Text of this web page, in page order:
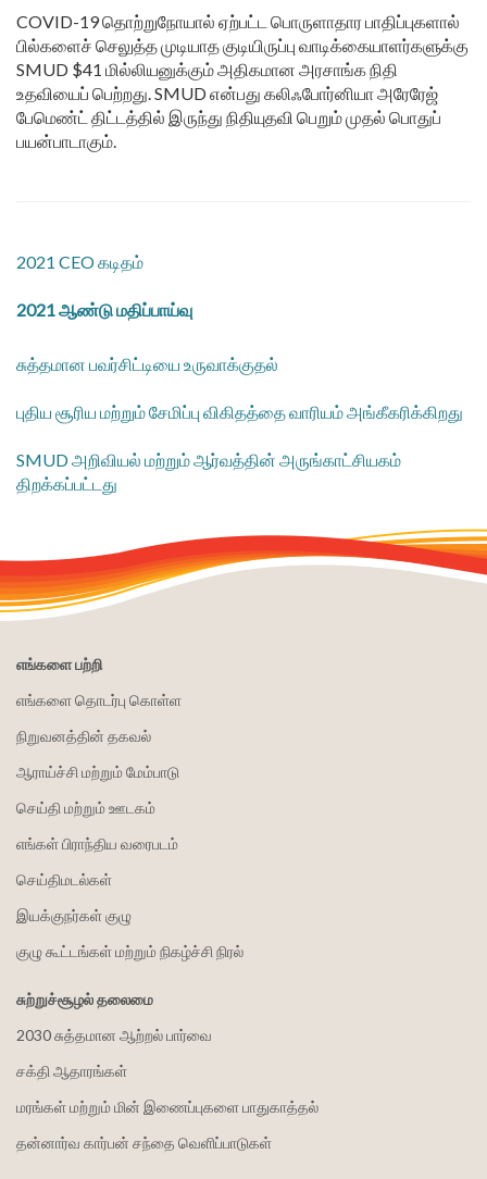
COVID-19 தொற்றுநோயால் ஏற்பட்ட பொருளாதார பாதிப்புகளால்
பில்களைச் செலுத்த முடியாத குடியிருப்பு வாடிக்கையாளர்களுக்கு
SMUD $41 மில்லியனுக்கும் அதிகமான அரசாங்க நிதி
உதவியைப் பெற்றது. SMUD என்பது கலிஃபோர்னியா அரேரேஜ்
பேமெண்ட் திட்டத்தில் இருந்து நிதியுதவி பெறும் முதல் பொதுப்
பயன்பாடாகும்.
2021 CEO கடிதம்
2021 ஆண்டு மதிப்பாய்வு
சுத்தமான பவர்சிட்டியை உருவாக்குதல்
புதிய சூரிய மற்றும் சேமிப்பு விகிதத்தை வாரியம் அங்கீகரிக்கிறது
SMUD அறிவியல் மற்றும் ஆர்வத்தின் அருங்காட்சியகம்
திறக்கப்பட்டது
எங்களை பற்றி
எங்களை தொடர்பு கொள்ள
நிறுவனத்தின் தகவல்
ஆராய்ச்சி மற்றும் மேம்பாடு
செய்தி மற்றும் ஊடகம்
எங்கள் பிராந்திய வரைபடம்
செய்திமடல்கள்
இயக்குநர்கள் குழு
குழு கூட்டங்கள் மற்றும் நிகழ்ச்சி நிரல்
சுற்றுச்சூழல் தலைமை
2030 சுத்தமான ஆற்றல் பார்வை
சக்தி ஆதாரங்கள்
மரங்கள் மற்றும் மின் இணைப்புகளை பாதுகாத்தல்
தன்னார்வ கார்பன் சந்தை வெளிப்பாடுகள்